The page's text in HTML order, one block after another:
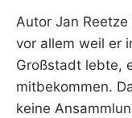
Autor Jan
vor allem weil er
Großstadt lebte,
mitbekommen.
keine